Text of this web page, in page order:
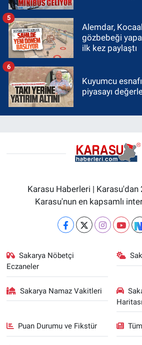
Alemdar,
gözbebeği
ilk kez paylaştı
5
Kuyumcu
piyasayı
6
Karasu Haberleri | Karasu'dan
Karasu'nun en kapsamlı
Sakarya Nöbetçi
Eczaneler
Sakarya Namaz Vakitleri
Haritası
Puan Durumu ve Fikstür